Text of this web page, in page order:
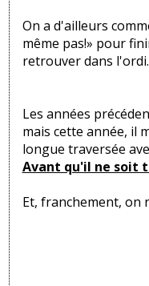
On a d'ailleurs
même pas!» pour
retrouver dans l'ordi.
Les années
mais cette année, il
longue traversée
Avant qu'il ne soit
Et, franchement, on